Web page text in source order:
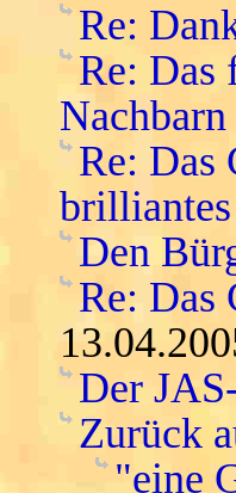
Re:
Re: Das
Re:
Den
Re: Das
Der
Zurück
"eine